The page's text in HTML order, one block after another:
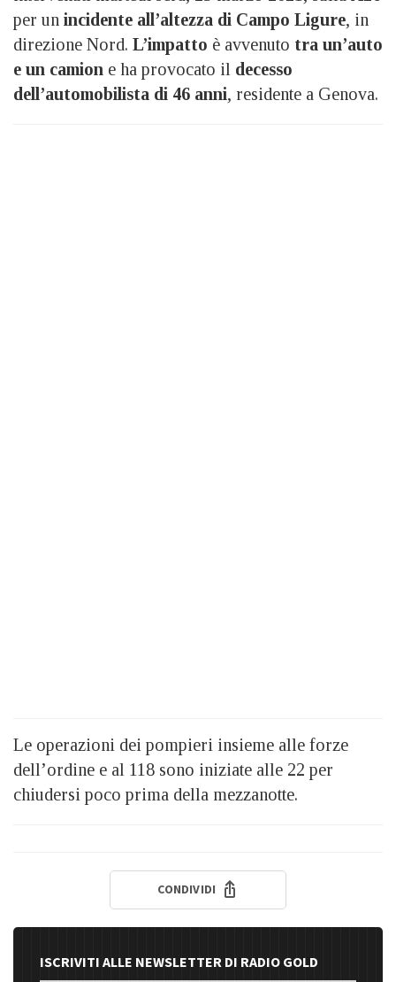
per un incidente all’altezza di Campo Ligure, in
direzione Nord. L’impatto è avvenuto tra un’auto
e un camion e ha provocato il decesso
dell’automobilista di 46 anni, residente a Genova.
Le operazioni dei pompieri insieme alle forze
dell’ordine e al 118 sono iniziate alle 22 per
chiudersi poco prima della mezzanotte.
CONDIVIDI
ISCRIVITI ALLE NEWSLETTER DI RADIO GOLD